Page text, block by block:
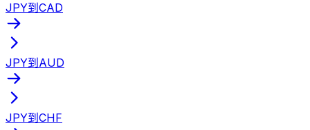
JPY到CAD
JPY到AUD
JPY到CHF